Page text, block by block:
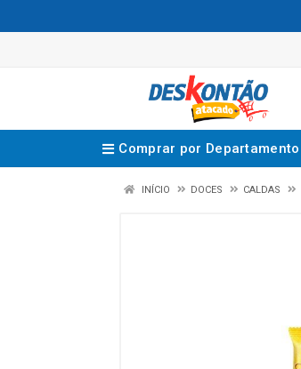
Comprar por Departamento
INÍCIO DOCES CALDAS